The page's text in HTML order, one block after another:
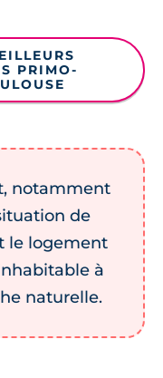
PRIMO-
notamment
de
le logement
à
naturelle.